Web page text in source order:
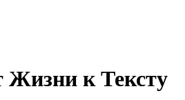
Жизни к Тексту